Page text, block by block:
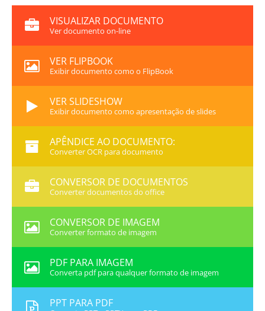
VISUALIZAR DOCUMENTO
Ver documento on-line
VER FLIPBOOK
Exibir documento como o FlipBook
VER SLIDESHOW
Exibir documento como apresentação de slides
APÊNDICE AO DOCUMENTO:
Converter OCR para documento
CONVERSOR DE DOCUMENTOS
Converter documentos do office
CONVERSOR DE IMAGEM
Converter formato de imagem
PDF PARA IMAGEM
Converta pdf para qualquer formato de imagem
PPT PARA PDF